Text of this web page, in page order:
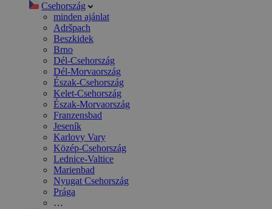
Csehország
minden ajánlat
Adršpach
Beszkidek
Brno
Dél-Csehország
Dél-Morvaország
Észak-Csehország
Kelet-Csehország
Észak-Morvaország
Franzensbad
Jeseník
Karlovy Vary
Közép-Csehország
Lednice-Valtice
Marienbad
Nyugat Csehország
Prága
…